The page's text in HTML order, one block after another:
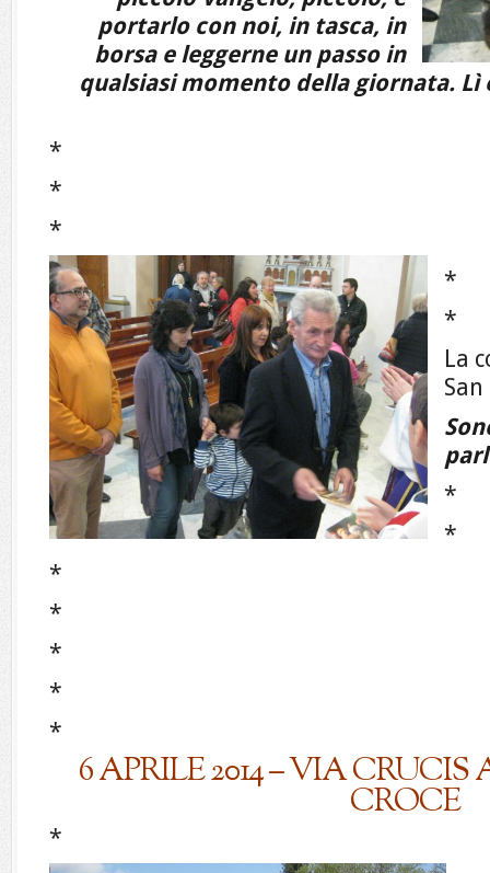
portarlo con noi, in tasca, in
borsa e leggerne un passo in
qualsiasi momento della giornata. Lì
*
*
*
*
*
La
*
*
*
*
*
*
*
6 APRILE 2014 – VIA
CROCE
*